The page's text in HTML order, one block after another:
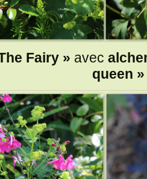
Fairy » avec
queen »